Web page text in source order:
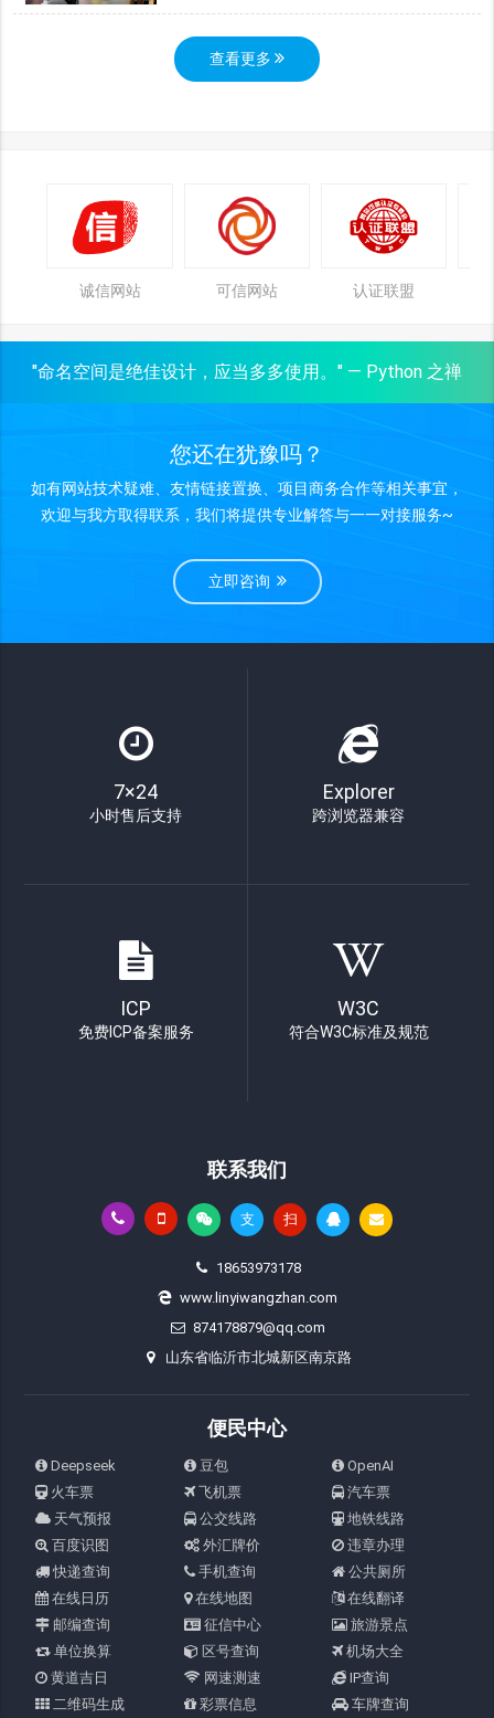
查看更多
诚信网站 可信网站 认证联盟
"命名空间是绝佳设计，应当多多使用。" — Python 之禅
您还在犹豫吗？
如有网站技术疑难、友情链接置换、项目商务合作等相关事宜，
欢迎与我方取得联系，我们将提供专业解答与一一对接服务~
立即咨询
7×24
小时售后支持
Explorer
跨浏览器兼容
ICP
免费ICP备案服务
W3C
符合W3C标准及规范
联系我们
支 扫
18653973178
www.linyiwangzhan.com
874178879@qq.com
山东省临沂市北城新区南京路
便民中心
Deepseek 豆包
OpenAI
火车票
飞机票
汽车票
天气预报
公交线路
地铁线路
百度识图
外汇牌价
违章办理
快递查询
手机查询
公共厕所
在线日历
在线地图
在线翻译
邮编查询
征信中心
旅游景点
单位换算
区号查询
机场大全
黄道吉日
网速测速
IP查询
二维码生成
彩票信息 车牌查询